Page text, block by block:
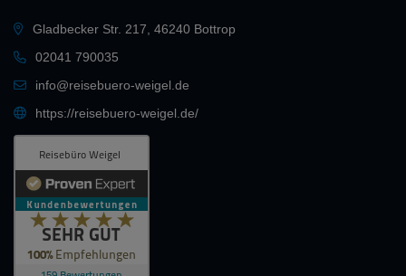
Gladbecker Str. 217, 46240 Bottrop
02041 790035
info@reisebuero-weigel.de
https://reisebuero-weigel.de/